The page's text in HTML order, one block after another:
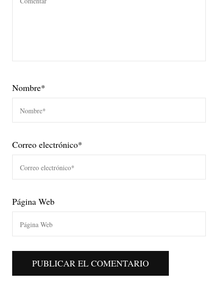
Nombre*
Correo electrónico*
Página Web